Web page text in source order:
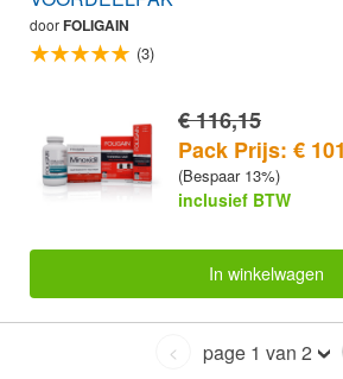
doorFOLIGAIN
(3)
€ 116,15
Pack Prijs: €
(Bespaar 13%)
inclusief BTW
In winkelwagen
< page 1 van 2